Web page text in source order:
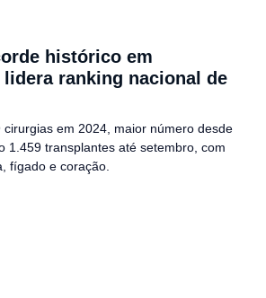
histórico em
ranking nacional de
cirurgias em 2024, maior número desde
1.459 transplantes até setembro, com
fígado e coração.